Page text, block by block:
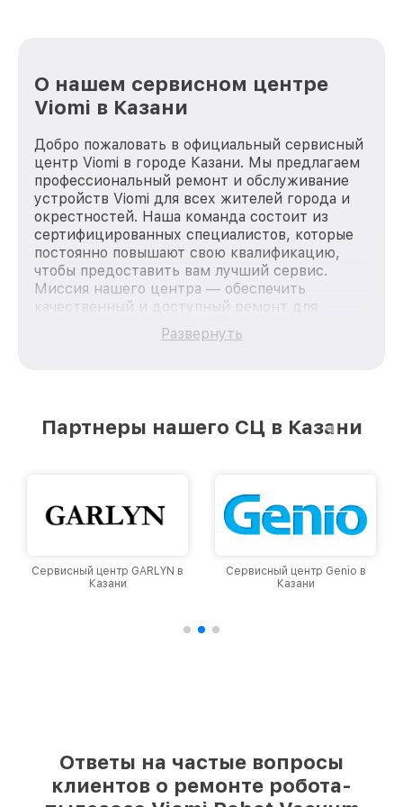
О нашем сервисном центре
Viomi в Казани
Добро пожаловать в официальный сервисный
центр Viomi в городе Казани. Мы предлагаем
профессиональный ремонт и обслуживание
устройств Viomi для всех жителей города и
окрестностей. Наша команда состоит из
сертифицированных специалистов, которые
постоянно повышают свою квалификацию,
чтобы предоставить вам лучший сервис.
Миссия нашего центра — обеспечить
качественный и доступный ремонт для
каждого пользователя продукции Viomi, вне
зависимости от сложности поломки. Мы
Казани, постоянно повышая уровень доверия
Развернуть
Партнеры нашего СЦ в Казани
в
Сервисный центр Genio в
Сервисный центр
Ответы на частые вопросы
клиентов о ремонте робота-